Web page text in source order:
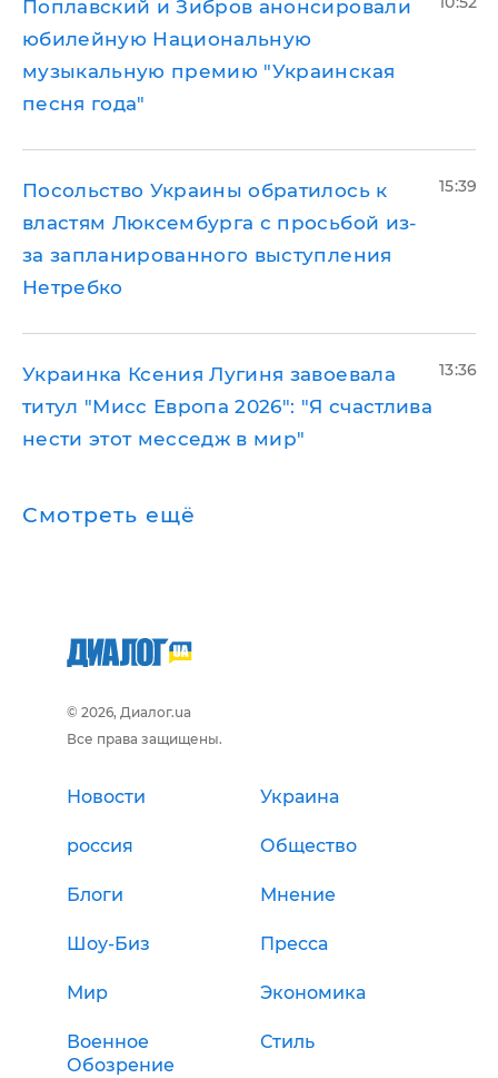
Поплавский и Зибров анонсировали
юбилейную Национальную
музыкальную премию "Украинская
песня года"
Посольство Украины обратилось к
властям Люксембурга с просьбой из-
за запланированного выступления
Нетребко
15:39
Украинка Ксения Лугиня завоевала
титул "Мисс Европа 2026": "Я счастлива
нести этот месседж в мир"
13:36
Смотреть ещё
© 2026, Диалог.ua
Все права защищены.
Новости Украина
россия Общество
Блоги Мнение
Шоу-Биз Пресса
Мир Экономика
Военное
Обозрение
Стиль